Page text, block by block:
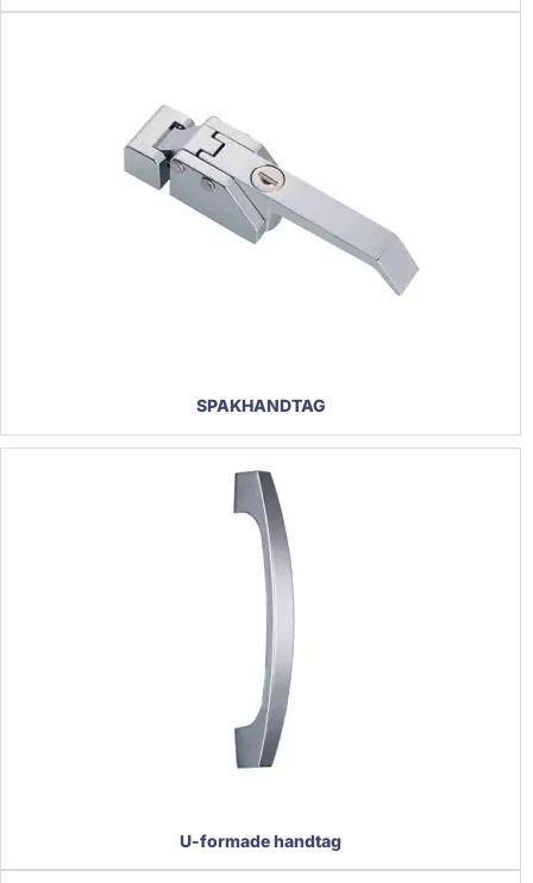
SPAKHANDTAG
U-formade handtag